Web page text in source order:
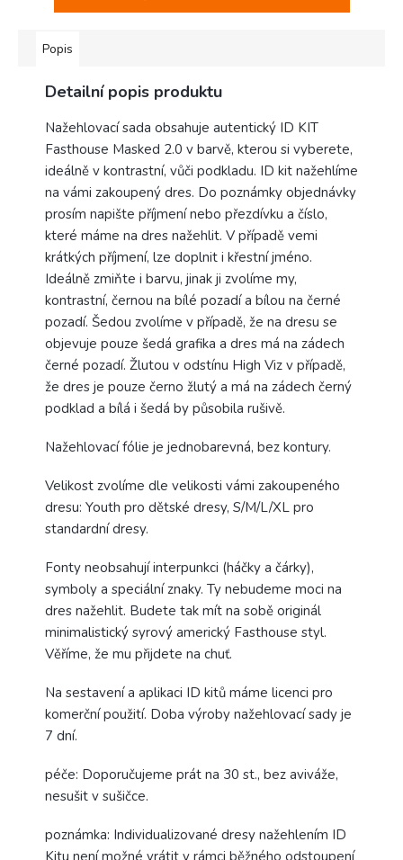
Popis
Detailní popis produktu
Nažehlovací sada obsahuje autentický ID KIT
Fasthouse Masked 2.0 v barvě, kterou si vyberete,
ideálně v kontrastní, vůči podkladu. ID kit nažehlíme
na vámi zakoupený dres. Do poznámky objednávky
prosím napište příjmení nebo přezdívku a číslo,
které máme na dres nažehlit. V případě vemi
krátkých příjmení, lze doplnit i křestní jméno.
Ideálně zmiňte i barvu, jinak ji zvolíme my,
kontrastní, černou na bílé pozadí a bílou na černé
pozadí. Šedou zvolíme v případě, že na dresu se
objevuje pouze šedá grafika a dres má na zádech
černé pozadí. Žlutou v odstínu High Viz v případě,
že dres je pouze černo žlutý a má na zádech černý
podklad a bílá i šedá by působila rušivě.
Nažehlovací fólie je jednobarevná, bez kontury.
Velikost zvolíme dle velikosti vámi zakoupeného
dresu: Youth pro dětské dresy, S/M/L/XL pro
standardní dresy.
Fonty neobsahují interpunkci (háčky a čárky),
symboly a speciální znaky. Ty nebudeme moci na
dres nažehlit. Budete tak mít na sobě originál
minimalistický syrový americký Fasthouse styl.
Věříme, že mu přijdete na chuť.
Na sestavení a aplikaci ID kitů máme licenci pro
komerční použití. Doba výroby nažehlovací sady je
7 dní.
péče: Doporučujeme prát na 30 st., bez aviváže,
nesušit v sušičce.
poznámka: Individualizované dresy nažehlením ID